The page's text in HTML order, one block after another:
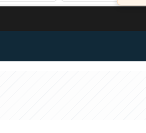
DE BITCOIN Y ESTA SEÑAL